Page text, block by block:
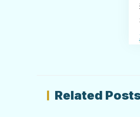
Related